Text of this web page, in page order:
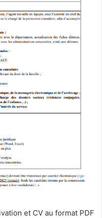
et CV au format PDF